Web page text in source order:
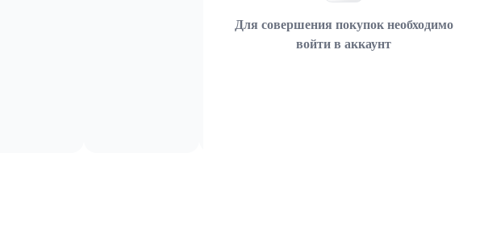
Для совершения покупок необходимо
войти в аккаунт